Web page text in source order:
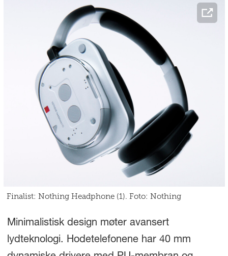
Finalist: Nothing Headphone (1). Foto: Nothing
Minimalistisk design møter avansert
lydteknologi. Hodetelefonene har 40 mm